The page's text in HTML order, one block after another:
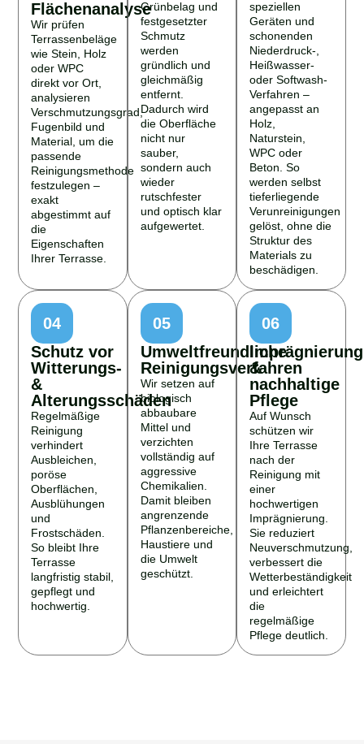
Flächenanalyse
Wir prüfen
Terrassenbeläge
wie Stein, Holz
oder WPC
direkt vor Ort,
analysieren
Verschmutzungsgrad,
Fugenbild und
Material, um die
passende
Reinigungsmethode
festzulegen –
exakt
abgestimmt auf
die
Eigenschaften
Ihrer Terrasse.
Grünbelag und
festgesetzter
Schmutz
werden
gründlich und
gleichmäßig
entfernt.
Dadurch wird
die Oberfläche
nicht nur
sauber,
sondern auch
wieder
rutschfester
und optisch klar
aufgewertet.
speziellen
Geräten und
schonenden
Niederdruck-,
Heißwasser-
oder Softwash-
Verfahren –
angepasst an
Holz,
Naturstein,
WPC oder
Beton. So
werden selbst
tieferliegende
Verunreinigungen
gelöst, ohne die
Struktur des
Materials zu
beschädigen.
04
Schutz vor
Witterungs-
&
Alterungsschäden
Regelmäßige
Reinigung
verhindert
Ausbleichen,
poröse
Oberflächen,
Ausblühungen
und
Frostschäden.
So bleibt Ihre
Terrasse
langfristig stabil,
gepflegt und
hochwertig.
05
Umweltfreundliche
Reinigungsverfahren
Wir setzen auf
biologisch
abbaubare
Mittel und
verzichten
vollständig auf
aggressive
Chemikalien.
Damit bleiben
angrenzende
Pflanzenbereiche,
Haustiere und
die Umwelt
geschützt.
06
Imprägnierung
&
nachhaltige
Pflege
Auf Wunsch
schützen wir
Ihre Terrasse
nach der
Reinigung mit
einer
hochwertigen
Imprägnierung.
Sie reduziert
Neuverschmutzung,
verbessert die
Wetterbeständigkeit
und erleichtert
die
regelmäßige
Pflege deutlich.